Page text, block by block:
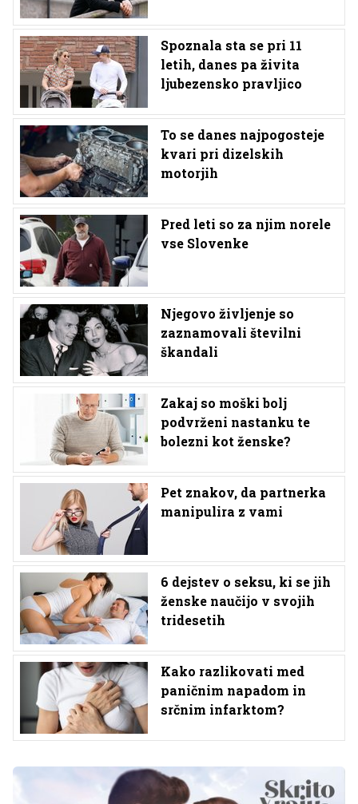
Spoznala sta se pri 11
letih, danes pa živita
ljubezensko pravljico
To se danes najpogosteje
kvari pri dizelskih
motorjih
Pred leti so za njim norele
vse Slovenke
Njegovo življenje so
zaznamovali številni
škandali
Zakaj so moški bolj
podvrženi nastanku te
bolezni kot ženske?
Pet znakov, da partnerka
manipulira z vami
6 dejstev o seksu, ki se jih
ženske naučijo v svojih
tridesetih
Kako razlikovati med
paničnim napadom in
srčnim infarktom?